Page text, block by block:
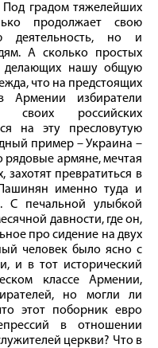
градом тяжелейших
продолжает свою
деятельность, но и
А сколько простых
делающих нашу общую
что на предстоящих
избиратели
российских
на эту пресловутую
пример – Украина –
рядовые армяне, мечтая
захотят превратиться в
именно туда и
С печальной улыбкой
давности, где он,
про сидение на двух
человек было ясно с
и в тот исторический
классе Армении,
но могли ли
этот поборник евро
в отношении
церкви? Что в